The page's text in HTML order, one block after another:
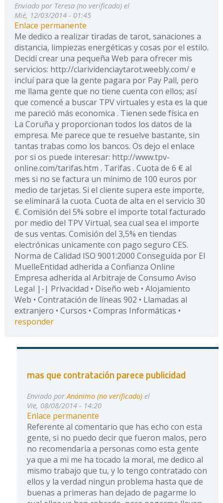
Enviado por Teresa (no verificado)el
Mié, 12/03/2014 - 01:45
Enlace permanente
Me dedico a realizar tiradas de tarot, sanaciones a
distancia, limpiezas energéticas y cosas por el estilo.
Decidí crear una pequeña Web para ofrecer mis
servicios: http://clarividenciaytarot.weebly.com/ e
incluí para que la gente pagara por Pay Pall, pero
me llama gente que no tiene cuenta con ellos; así
que comencé a buscar TPV virtuales y esta es la que
me pareció más economica . Tienen sede física en
La Coruña y proporcionan todos los datos de la
empresa. Me parece que te resuelve bastante, sin
tantas trabas como los bancos. Os dejo el enlace
por si os puede interesar: http://www.tpv-
online.com/tarifas.htm . Tarifas . Cuota de 6 € al
mes si no se factura un mínimo de 100 euros por
medio de tarjetas. Si el cliente supera este importe,
se eliminará la cuota. Cuota de alta en el servicio 30
€. Comisión del 5% sobre el importe total facturado
por medio del TPV Virtual, sea cual sea el importe
de sus ventas. Comisión del 3,5% en tiendas
electrónicas unicamente con pago seguro CES.
Norma de Calidad ISO 9001:2000 Conseguida por El
MuelleEntidad adherida a Confianza Online
Empresa adherida al Arbitraje de Consumo Aviso
Legal |-| Privacidad • Diseño web • Alojamiento
Web • Contratación de líneas 902 • Llamadas al
extranjero • Cursos • Compras Informáticas •
responder
mas que contratación parece publicidad
Enviado porAnónimo (no verificado)el
Vie, 08/08/2014 - 14:20
Enlace permanente
Referente al comentario que has echo con esta
gente, si no puedo decir que fueron malos, pero
no recomendaria a personas como esta gente
ya que a mi me ha tocado la moral, me dedico al
mismo trabajo que tu, y lo tengo contratado con
ellos y la verdad ningun problema hasta que de
buenas a primeras han dejado de pagarme lo